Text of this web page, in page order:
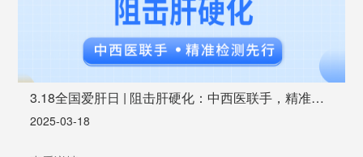
3.18全国爱肝日 | 阻击肝硬化：中西医联手，精准检
2025-03-18